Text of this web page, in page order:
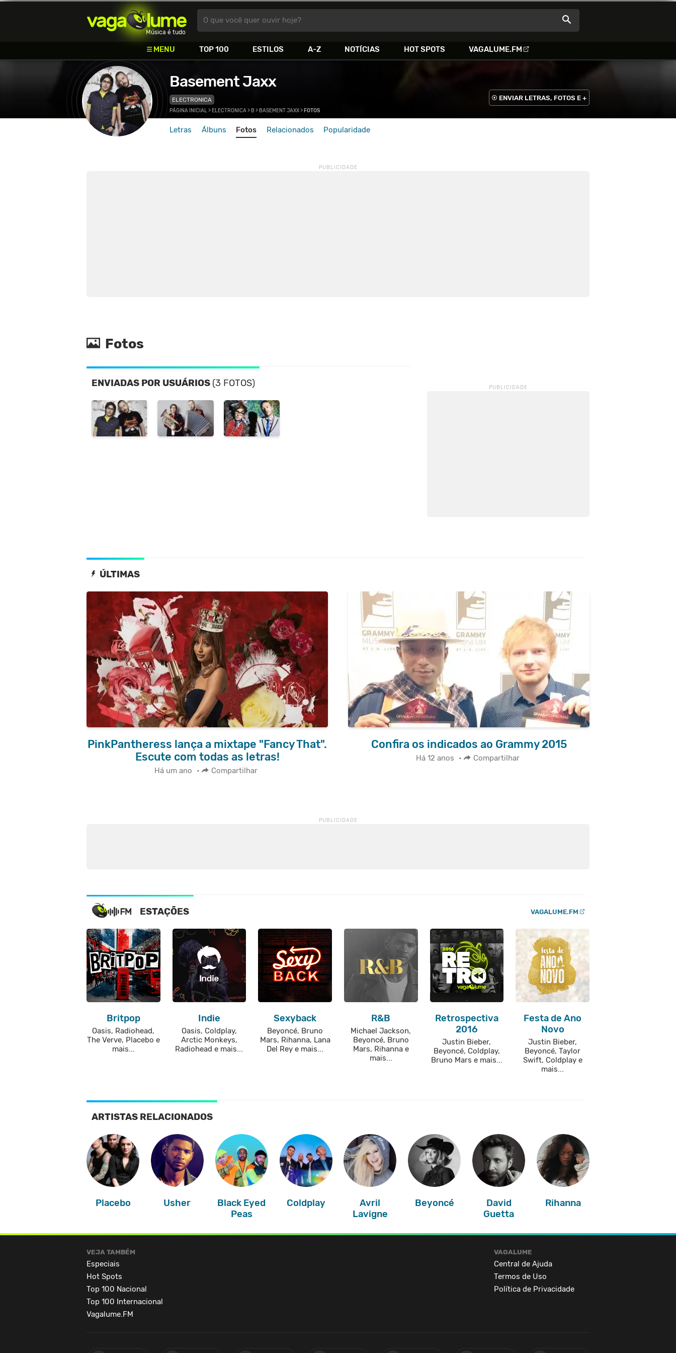
Vagalume
Música é tudo
MENU TOP 100 ESTILOS A-Z NOTÍCIAS HOT SPOTS VAGALUME.FM
O que você quer ouvir hoje?
Basement Jaxx
ELECTRONICA ENVIAR LETRAS, FOTOS E +
Letras Álbuns Fotos Relacionados Popularidade
PÁGINA INICIAL> ELECTRONICA> B > BASEMENT JAXX> FOTOS
Fotos
ENVIADAS POR USUÁRIOS (3 FOTOS)
ÚLTIMAS
PinkPantheress lança a mixtape "Fancy That".
Escute com todas as letras!
Há um ano • Compartilhar
Confira os indicados ao Grammy 2015
Há 12 anos • Compartilhar
ESTAÇÕES VAGALUME.FM
Britpop
Oasis, Radiohead,
The Verve, Placebo e
mais...
Indie
Oasis, Coldplay,
Arctic Monkeys,
Radiohead e mais...
Sexyback
Beyoncé, Bruno
Mars, Rihanna, Lana
Del Rey e mais...
R&B
Michael Jackson,
Beyoncé, Bruno
Mars, Rihanna e
mais...
Retrospectiva
2016
Justin Bieber,
Beyoncé, Coldplay,
Bruno Mars e mais...
Festa de Ano
Novo
Justin Bieber,
Beyoncé, Taylor
Swift, Coldplay e
mais...
ARTISTAS RELACIONADOS
Placebo Usher
Black Eyed
Peas
Coldplay
Avril
Lavigne
Beyoncé
David
Guetta
Rihanna
VEJA TAMBÉM
Especiais
Hot Spots
Top 100 Nacional
Top 100 Internacional
Vagalume.FM
VAGALUME
Central de Ajuda
Termos de Uso
Política de Privacidade